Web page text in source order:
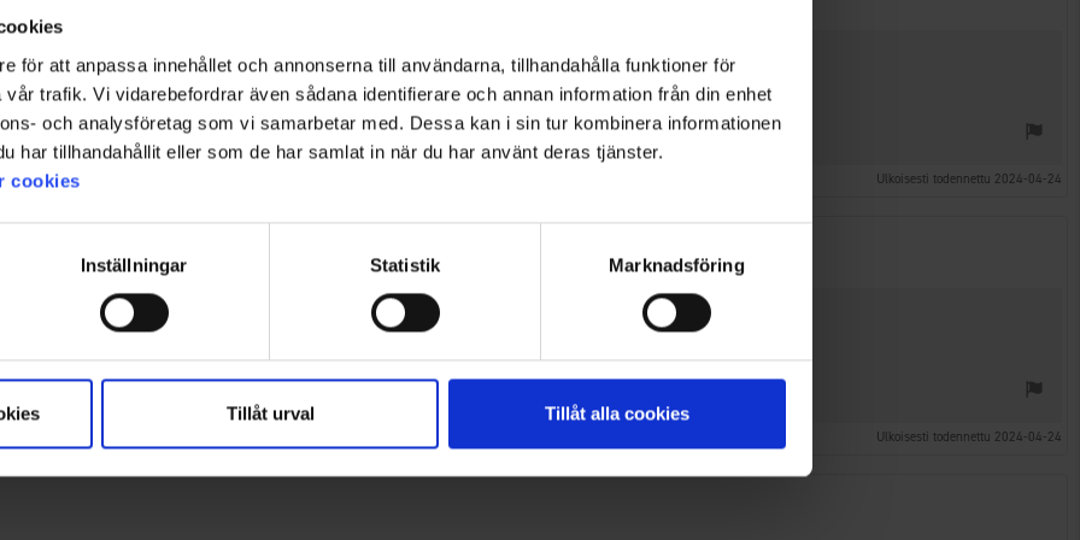
för att anpassa innehållet och annonserna till användarna, tillhandahålla funktioner för
trafik. Vi vidarebefordrar även sådana identifierare och annan information från din enhet
och analysföretag som vi samarbetar med. Dessa kan i sin tur kombinera informationen
har tillhandahållit eller som de har samlat in när du har använt deras tjänster.
cookies
Inställningar Statistik Marknadsföring
Tillåt urval Tillåt alla cookies
Ulkoisesti todennettu 2024-04-24
Ulkoisesti todennettu 2024-04-24